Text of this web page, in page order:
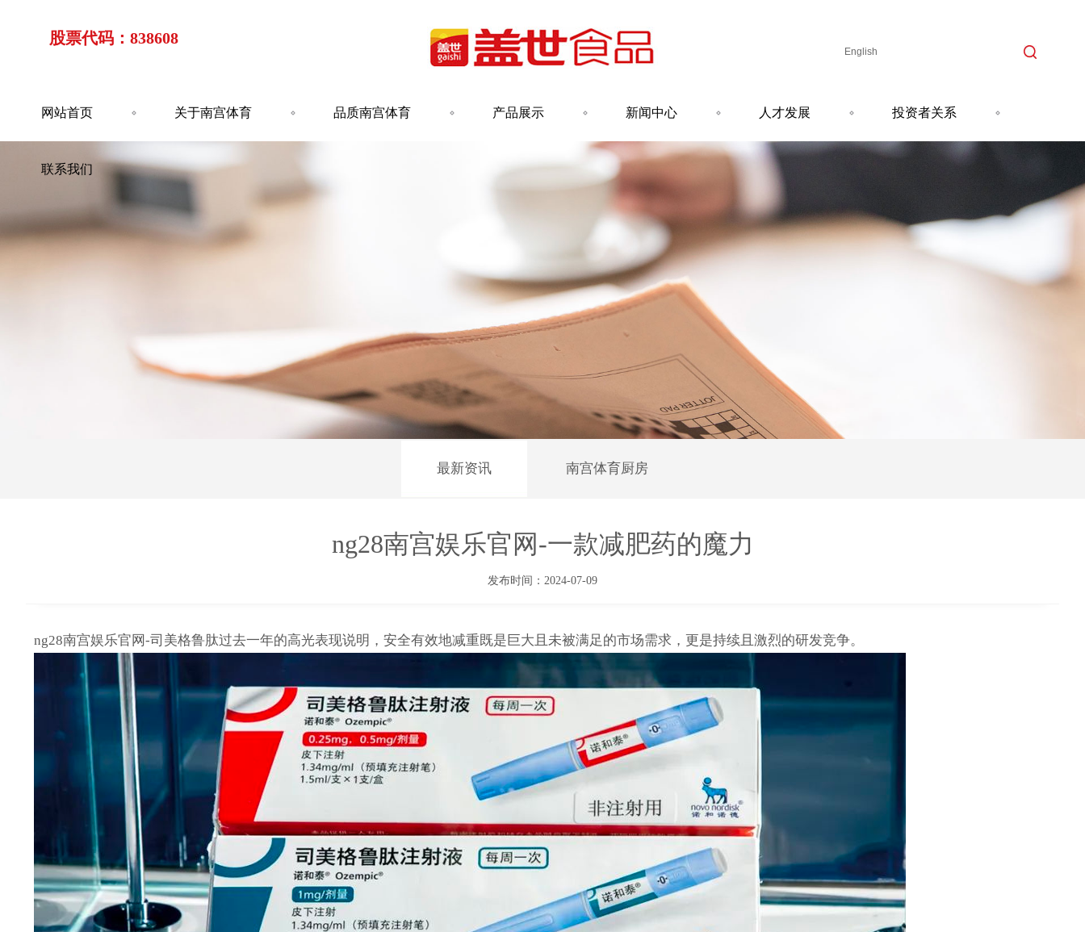
股票代码：838608
English
网站首页 关于南宫体育 品质南宫体育 产品展示 新闻中心 人才发展 投资者关系
联系我们
最新资讯 南宫体育厨房
ng28南宫娱乐官网-一款减肥药的魔力
发布时间：2024-07-09
ng28南宫娱乐官网-司美格鲁肽过去一年的高光表现说明，安全有效地减重既是巨大且未被满足的市场需求，更是持续且激烈的研发竞争。